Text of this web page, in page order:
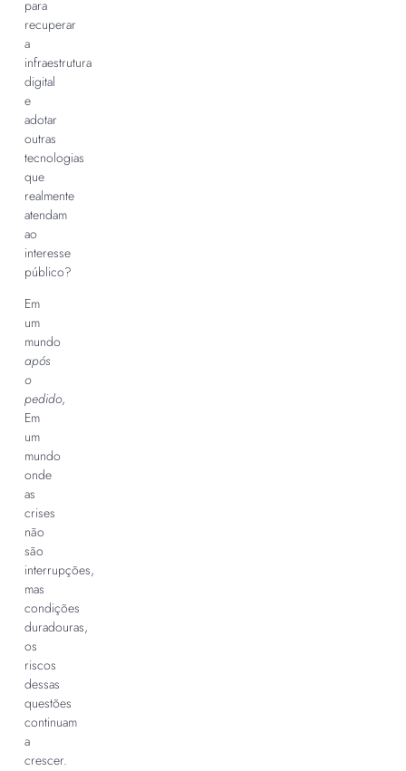
para
recuperar
a
infraestrutura
digital
e
adotar
outras
tecnologias
que
realmente
atendam
ao
interesse
público?
Em
um
mundo
após
o
pedido,
Em
um
mundo
onde
as
crises
não
são
interrupções,
mas
condições
duradouras,
os
riscos
dessas
questões
continuam
a
crescer.